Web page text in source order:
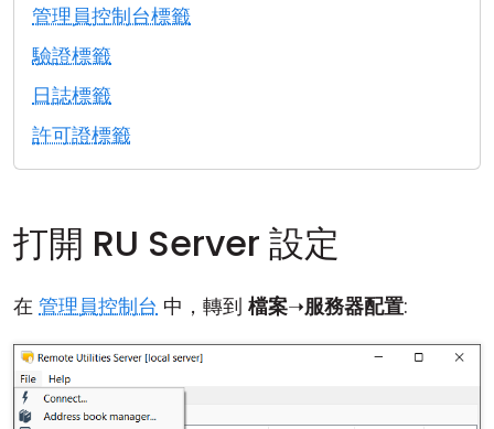
管理員控制台標籤
驗證標籤
日誌標籤
許可證標籤
打開 RU Server 設定
在 管理員控制台 中，轉到 檔案➝服務器配置:
雲端與內部部署